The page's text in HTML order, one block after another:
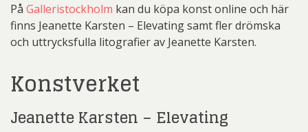
På Galleristockholm kan du köpa konst online och här
finns Jeanette Karsten – Elevating samt fler drömska
och uttrycksfulla litografier av Jeanette Karsten.
Konstverket
Jeanette Karsten – Elevating